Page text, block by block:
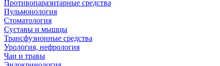
Противопаразитарные средства
Пульмонология
Стоматология
Суставы и мышцы
Трансфузионные средства
Урология, нефрология
Чаи и травы